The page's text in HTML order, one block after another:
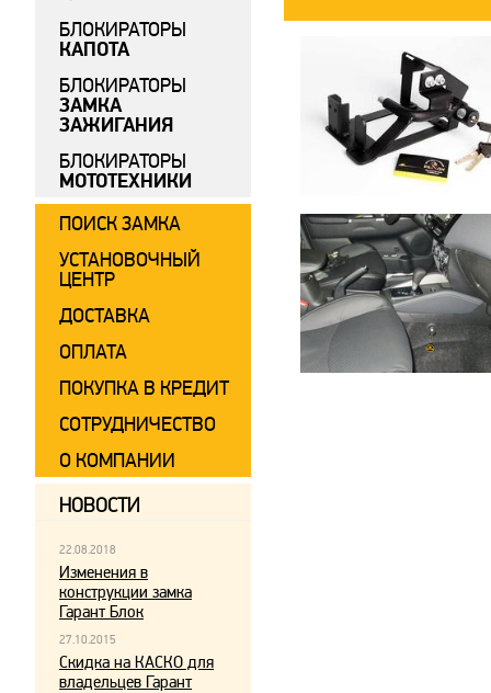
БЛОКИРАТОРЫ
КАПОТА
БЛОКИРАТОРЫ
ЗАМКА
ЗАЖИГАНИЯ
БЛОКИРАТОРЫ
МОТОТЕХНИКИ
ПОИСК ЗАМКА
УСТАНОВОЧНЫЙ
ЦЕНТР
ДОСТАВКА
ОПЛАТА
ПОКУПКА В КРЕДИТ
СОТРУДНИЧЕСТВО
О КОМПАНИИ
НОВОСТИ
22.08.2018
Изменения в
конструкции замка
Гарант Блок
27.10.2015
Скидка на КАСКО для
владельцев Гарант